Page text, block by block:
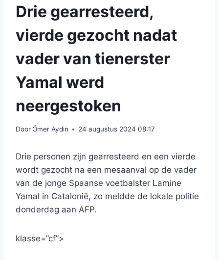
Drie gearresteerd,
vierde gezocht nadat
vader van tienerster
Yamal werd
neergestoken
DoorÖmer Aydin 24 augustus 2024 08:17
Drie personen zijn gearresteerd en een vierde
wordt gezocht na een mesaanval op de vader
van de jonge Spaanse voetbalster Lamine
Yamal in Catalonië, zo meldde de lokale politie
donderdag aan AFP.
klasse=”cf”>